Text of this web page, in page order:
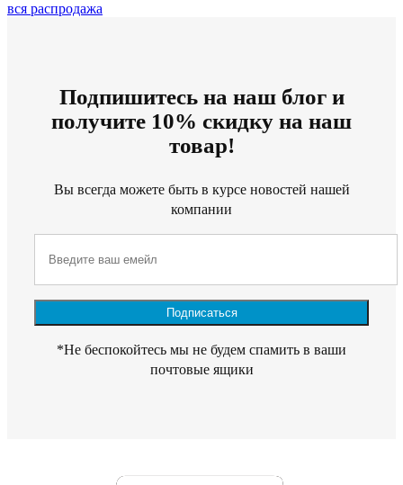
вся распродажа
Подпишитесь на наш блог и
получите 10% скидку на наш
товар!
Вы всегда можете быть в курсе новостей нашей
компании
*Не беспокойтесь мы не будем спамить в ваши
почтовые ящики